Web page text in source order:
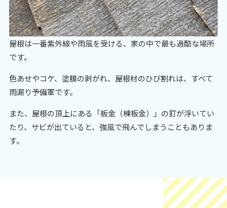
屋根は一番紫外線や雨風を受ける、家の中で最も過酷な場所
です。
色あせやコケ、塗膜の剥がれ、屋根材のひび割れは、すべて
雨漏り予備軍です。
また、屋根の頂上にある「板金（棟板金）」の釘が浮いてい
たり、サビが出ていると、強風で飛んでしまうこともありま
す。